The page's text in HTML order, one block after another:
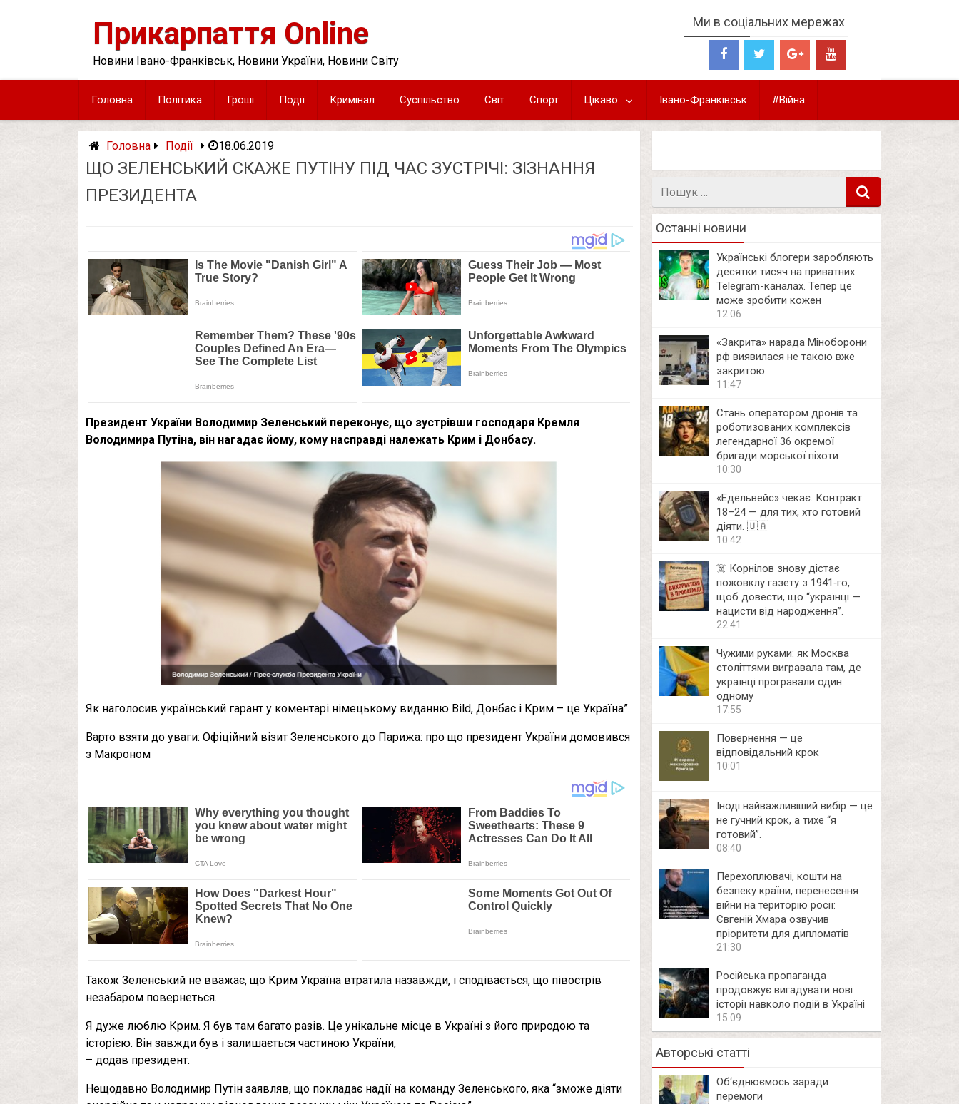
Прикарпаття Online
Новини Івано-Франківськ, Новини України, Новини Світу
Ми в соціальних мережах
Головна Політика Гроші Події Кримінал Суспільство Світ Спорт Цікаво Івано-Франківськ #Війна
Головна Події 18.06.2019
ЩО ЗЕЛЕНСЬКИЙ СКАЖЕ ПУТІНУ ПІД ЧАС ЗУСТРІЧІ: ЗІЗНАННЯ
ПРЕЗИДЕНТА
Президент України Володимир Зеленський переконує, що зустрівши господаря Кремля
Володимира Путіна, він нагадає йому, кому насправді належать Крим і Донбасу.
Як наголосив український гарант у коментарі німецькому виданню Bild, Донбас і Крим – це Україна”.
Варто взяти до уваги: Офіційний візит Зеленського до Парижа: про що президент України домовився
з Макроном
Також Зеленський не вважає, що Крим Україна втратила назавжди, і сподівається, що півострів
незабаром повернеться.
Я дуже люблю Крим. Я був там багато разів. Це унікальне місце в Україні з його природою та
історією. Він завжди був і залишається частиною України,
– додав президент.
Нещодавно Володимир Путін заявляв, що покладає надії на команду Зеленського, яка “зможе діяти
Останні новини
Українські блогери заробляють
десятки тисяч на приватних
Telegram-каналах. Тепер це
може зробити кожен
12:06
«Закрита» нарада Міноборони
рф виявилася не такою вже
закритою
11:47
Стань оператором дронів та
роботизованих комплексів
легендарної 36 окремої
бригади морської піхоти
10:30
«Едельвейс» чекає. Контракт
18–24 — для тих, хто готовий
діяти. 🇺🇦
10:42
☠️ Корнілов знову дістає
пожовклу газету з 1941‑го,
щоб довести, що “українці —
нацисти від народження”.
22:41
Чужими руками: як Москва
століттями вигравала там, де
українці програвали один
одному
17:55
Повернення — це
відповідальний крок
10:01
Іноді найважливіший вибір — це
не гучний крок, а тихе “я
готовий”.
08:40
Перехоплювачі, кошти на
безпеку країни, перенесення
війни на територію росії:
Євгеній Хмара озвучив
пріоритети для дипломатів
21:30
Російська пропаганда
продовжує вигадувати нові
історії навколо подій в Україні
15:09
Авторські статті
Об‘єднюємось заради
перемоги